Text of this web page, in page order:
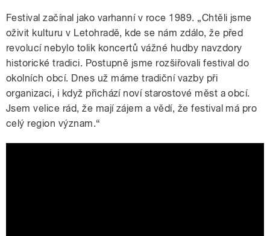
Festival začínal jako varhanní v roce 1989. „Chtěli jsme
oživit kulturu v Letohradě, kde se nám zdálo, že před
revolucí nebylo tolik koncertů vážné hudby navzdory
historické tradici. Postupně jsme rozšiřovali festival do
okolních obcí. Dnes už máme tradiční vazby při
organizaci, i když přichází noví starostové měst a obcí.
Jsem velice rád, že mají zájem a vědí, že festival má pro
celý region význam.“